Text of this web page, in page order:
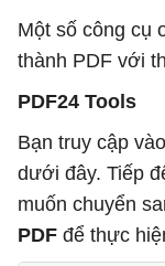
Một số công cụ
thành PDF với
PDF24 Tools
Bạn truy cập
dưới đây. Tiếp
muốn chuyển
PDF để thực